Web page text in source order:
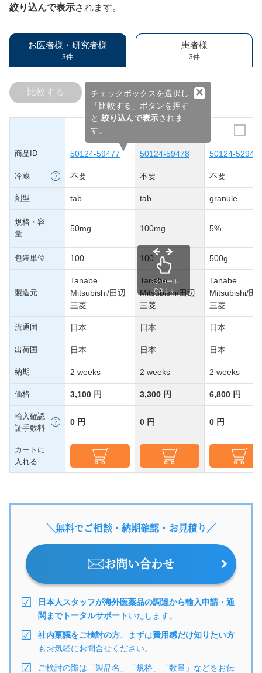
絞り込んで表示されます。
お医者様・研究者様
3件
患者様
3件
チェックボックスを選択し
「比較する」ボタンを押す
と 絞り込んで表示されま
す。
×
比較する
商品ID 50124-59477 50124-59478 50124-52948
冷蔵 不要 不要 不要
剤型 tab tab granule
規格・容
量
50mg 100mg 5%
包装単位 100 100 500g
製造元
Tanabe
Mitsubishi/田辺
三菱
Tanabe
Mitsubishi/田辺
三菱
Tanabe
Mitsubishi/田
三菱
流通国 日本 日本 日本
出荷国 日本 日本 日本
納期 2 weeks 2 weeks 2 weeks
価格 3,100 円 3,300 円 6,800 円
輸入確認
証手数料
0 円 0 円 0 円
カートに
入れる
スクロール
できます
＼無料でご相談・納期確認・お見積り／
お問い合わせ
日本人スタッフが海外医薬品の調達から輸入申請・通
関までトータルサポートいたします。
社内稟議をご検討の方 、まずは費用感だけ知りたい方
もお気軽にお問合せください。
ご検討の際は「製品名」「規格」「数量」などをお伝